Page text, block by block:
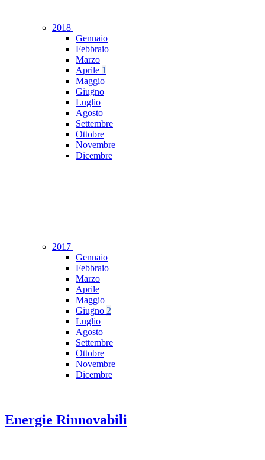
2018
Gennaio
Febbraio
Marzo
Aprile 1
Maggio
Giugno
Luglio
Agosto
Settembre
Ottobre
Novembre
Dicembre
2017
Gennaio
Febbraio
Marzo
Aprile
Maggio
Giugno 2
Luglio
Agosto
Settembre
Ottobre
Novembre
Dicembre
Energie Rinnovabili